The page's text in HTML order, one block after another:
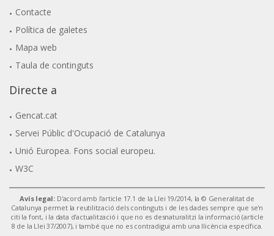
Contacte
Política de galetes
Mapa web
Taula de continguts
Directe a
Gencat.cat
Servei Públic d'Ocupació de Catalunya
Unió Europea. Fons social europeu.
W3C
Avís legal: D'acord amb l'article 17.1 de la Llei 19/2014, la © Generalitat de
Catalunya permet la reutilització dels continguts i de les dades sempre que se'n
citi la font, i la data d'actualització i que no es desnaturalitzi la informació (article
8 de la Llei 37/2007), i també que no es contradigui amb una llicència específica.